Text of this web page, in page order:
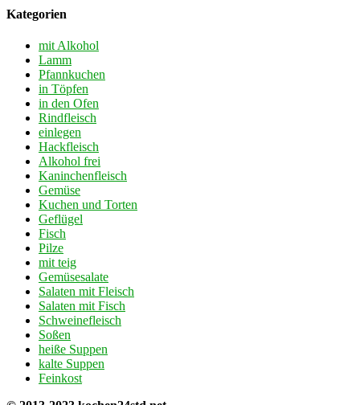
Kategorien
mit Alkohol
Lamm
Pfannkuchen
in Töpfen
in den Ofen
Rindfleisch
einlegen
Hackfleisch
Alkohol frei
Kaninchenfleisch
Gemüse
Kuchen und Torten
Geflügel
Fisch
Pilze
mit teig
Gemüsesalate
Salaten mit Fleisch
Salaten mit Fisch
Schweinefleisch
Soßen
heiße Suppen
kalte Suppen
Feinkost